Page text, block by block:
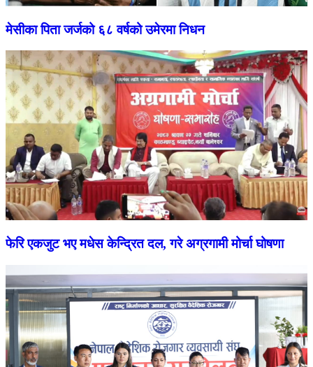
मेसीका पिता जर्जको ६८ वर्षको उमेरमा निधन
फेरि एकजुट भए मधेस केन्द्रित दल, गरे अग्रगामी मोर्चा घोषणा